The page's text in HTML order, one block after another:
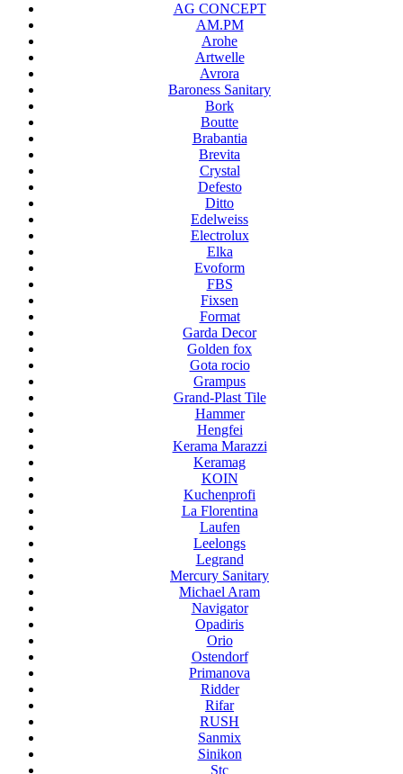
AG CONCEPT
AM.PM
Arohe
Artwelle
Avrora
Baroness Sanitary
Bork
Boutte
Brabantia
Brevita
Crystal
Defesto
Ditto
Edelweiss
Electrolux
Elka
Evoform
FBS
Fixsen
Format
Garda Decor
Golden fox
Gota rocio
Grampus
Grand-Plast Tile
Hammer
Hengfei
Kerama Marazzi
Keramag
KOIN
Kuchenprofi
La Florentina
Laufen
Leelongs
Legrand
Mercury Sanitary
Michael Aram
Navigator
Opadiris
Orio
Ostendorf
Primanova
Ridder
Rifar
RUSH
Sanmix
Sinikon
Stc